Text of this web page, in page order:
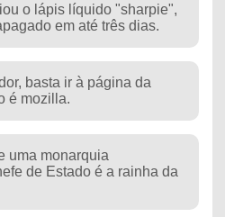
o lápis líquido "sharpie",
em até três dias.
basta ir à página da
é mozilla.
uma monarquia
de Estado é a rainha da